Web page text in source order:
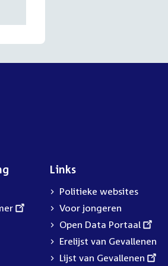
Links
Politieke websites
Voor jongeren
External
link:
Open Data Portaal
Erelijst van Gevallenen
External
Lijst van Gevallenen